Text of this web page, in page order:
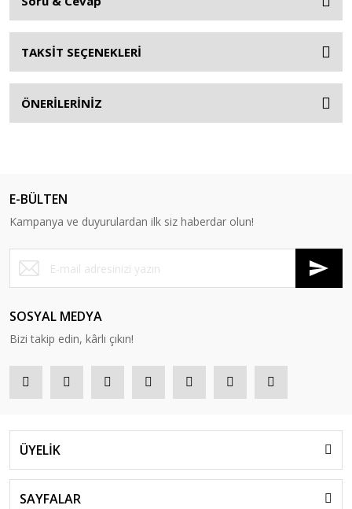
TAKSİT SEÇENEKLERİ
ÖNERİLERİNİZ
E-BÜLTEN
Kampanya ve duyurulardan ilk siz haberdar olun!
SOSYAL MEDYA
Bizi takip edin, kârlı çıkın!
ÜYELİK
SAYFALAR